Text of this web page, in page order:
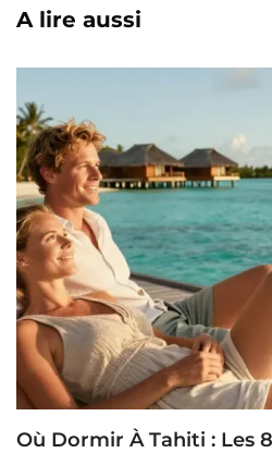
A lire aussi
Où Dormir À Tahiti : Les